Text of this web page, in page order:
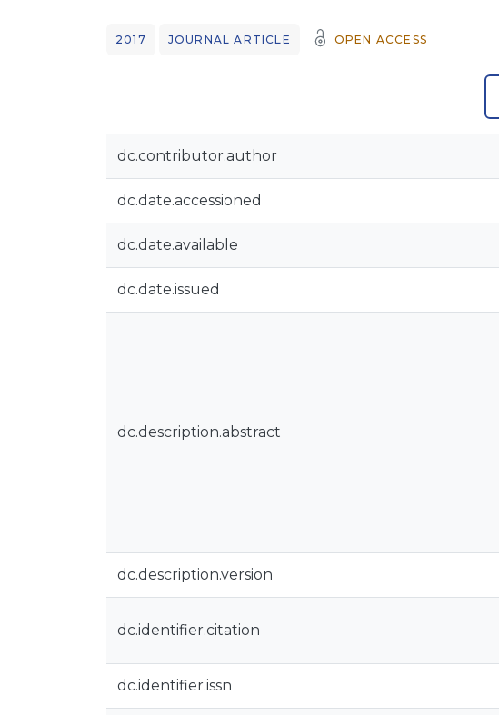
2017 JOURNAL ARTICLE OPEN ACCESS
dc.contributor.author
dc.date.accessioned
dc.date.available
dc.date.issued
dc.description.abstract
dc.description.version
dc.identifier.citation
dc.identifier.issn